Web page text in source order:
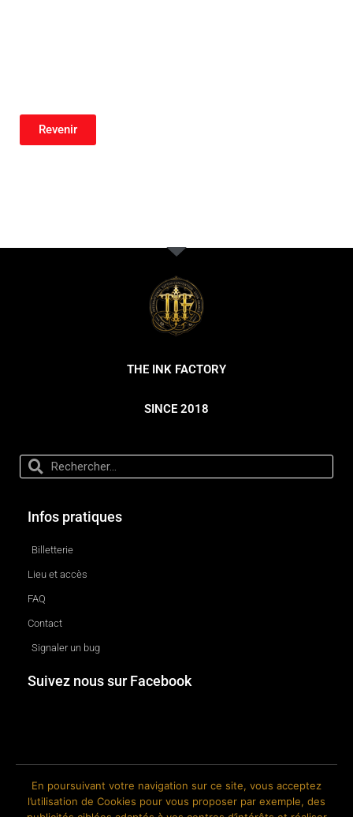
Revenir
THE INK FACTORY
SINCE 2018
Infos pratiques
Billetterie
Lieu et accès
FAQ
Contact
Signaler un bug
Suivez nous sur Facebook
© 2018-2026 The Ink Factory. Site web réalisé par Roland CAUVIN.
En poursuivant votre navigation sur ce site, vous acceptez
l’utilisation de Cookies pour vous proposer par exemple, des